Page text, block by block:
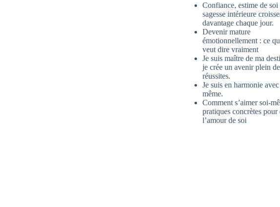
Confiance, estime de soi
sagesse intérieure
davantage chaque jour.
Devenir mature
émotionnellement : ce
veut dire vraiment
Je suis maître de ma
je crée un avenir plein de
réussites.
Je suis en harmonie
même.
Comment s’aimer soi-
pratiques concrètes
l’amour de soi